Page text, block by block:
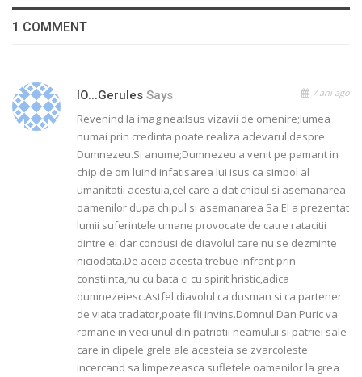
1 COMMENT
IO...gerules Says 7 ani ago
Revenind la imaginea:Isus vizavii de omenire;lumea
numai prin credinta poate realiza adevarul despre
Dumnezeu.Si anume;Dumnezeu a venit pe pamant in
chip de om luind infatisarea lui isus ca simbol al
umanitatii acestuia,cel care a dat chipul si asemanarea
oamenilor dupa chipul si asemanarea Sa.El a prezentat
lumii suferintele umane provocate de catre ratacitii
dintre ei dar condusi de diavolul care nu se dezminte
niciodata.De aceia acesta trebue infrant prin
constiinta,nu cu bata ci cu spirit hristic,adica
dumnezeiesc.Astfel diavolul ca dusman si ca partener
de viata tradator,poate fii invins.Domnul Dan Puric va
ramane in veci unul din patriotii neamului si patriei sale
care in clipele grele ale acesteia se zvarcoleste
incercand sa limpezeasca sufletele oamenilor la grea